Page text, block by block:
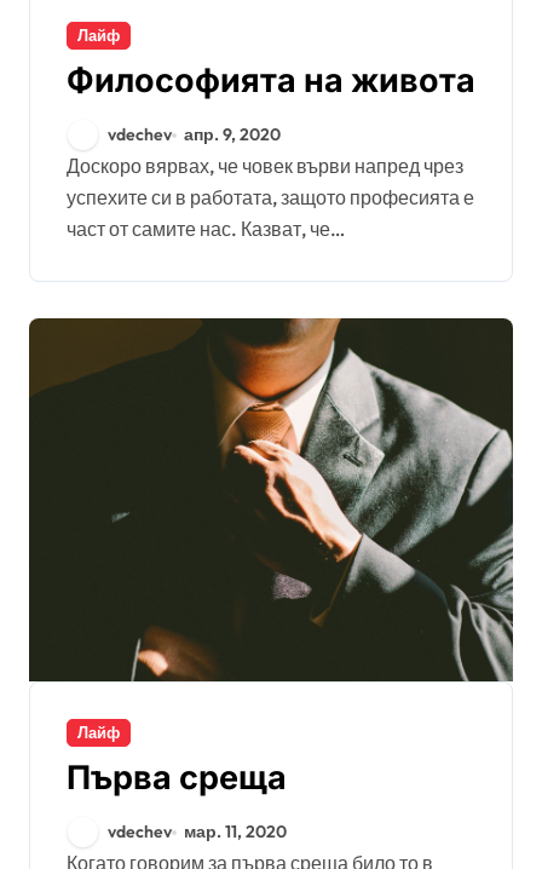
Лайф
Философията на живота
vdechev апр. 9, 2020
Доскоро вярвах, че човек върви напред чрез
успехите си в работата, защото професията е
част от самите нас. Казват, че…
Лайф
Първа среща
vdechev мар. 11, 2020
Когато говорим за първа среща било то в